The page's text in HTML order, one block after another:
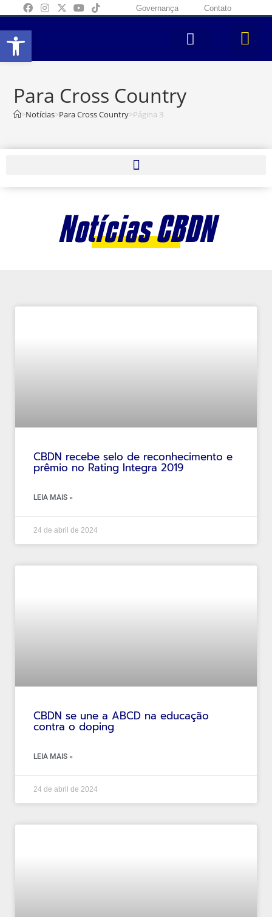
Abrir a barra de ferramentas
Governança Contato
Para Cross Country
>Notícias>Para Cross Country>Página 3
Notícias CBDN
CBDN recebe selo de reconhecimento e
prêmio no Rating Integra 2019
LEIA MAIS »
24 de abril de 2024
CBDN se une a ABCD na educação
contra o doping
LEIA MAIS »
24 de abril de 2024